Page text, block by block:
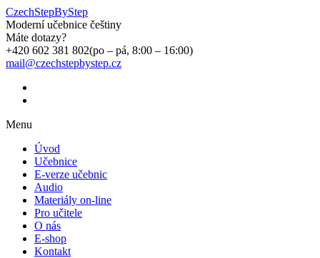
CzechStepByStep
Moderní učebnice češtiny
Máte dotazy?
+420 602 381 802(po – pá, 8:00 – 16:00)
mail@czechstepbystep.cz
Menu
Úvod
Učebnice
E-verze učebnic
Audio
Materiály on-line
Pro učitele
O nás
E-shop
Kontakt